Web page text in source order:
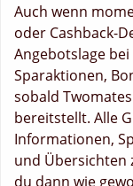
Auch wenn
oder Cashback-
Angebotslage
Sparaktionen,
sobald
bereitstellt. Alle
Informationen,
und Übersichten
du dann wie